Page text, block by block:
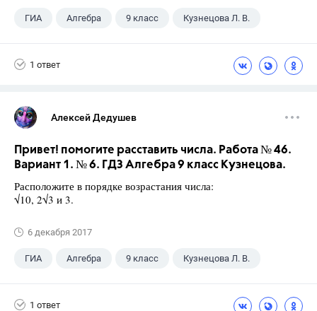
ГИА Алгебра 9 класс Кузнецова Л. В.
1 ответ
Алексей Дедушев
Привет! помогите расставить числа. Работа № 46.
Вариант 1. № 6. ГДЗ Алгебра 9 класс Кузнецова.
Расположите в порядке возрастания числа:
√10, 2√3 и 3.
6 декабря 2017
ГИА Алгебра 9 класс Кузнецова Л. В.
1 ответ